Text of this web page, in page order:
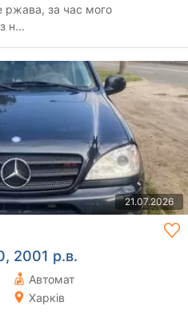
ржава, за час мого
в дтп не була. Із н...
21.07.2026
2001 р.в.
Автомат
Харків